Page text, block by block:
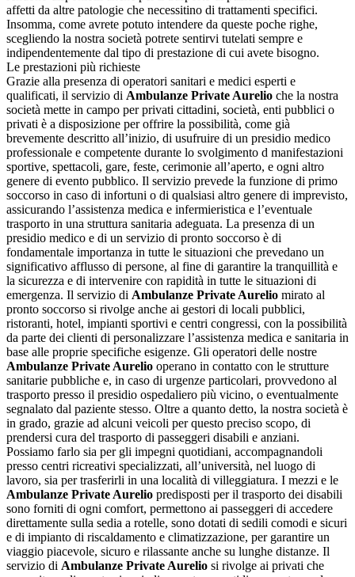
affetti da altre patologie che necessitino di trattamenti specifici.
Insomma, come avrete potuto intendere da queste poche righe,
scegliendo la nostra società potrete sentirvi tutelati sempre e
indipendentemente dal tipo di prestazione di cui avete bisogno.
Le prestazioni più richieste
Grazie alla presenza di operatori sanitari e medici esperti e
qualificati, il servizio di Ambulanze Private Aurelio che la nostra
società mette in campo per privati cittadini, società, enti pubblici o
privati è a disposizione per offrire la possibilità, come già
brevemente descritto all’inizio, di usufruire di un presidio medico
professionale e competente durante lo svolgimento d manifestazioni
sportive, spettacoli, gare, feste, cerimonie all’aperto, e ogni altro
genere di evento pubblico. Il servizio prevede la funzione di primo
soccorso in caso di infortuni o di qualsiasi altro genere di imprevisto,
assicurando l’assistenza medica e infermieristica e l’eventuale
trasporto in una struttura sanitaria adeguata. La presenza di un
presidio medico e di un servizio di pronto soccorso è di
fondamentale importanza in tutte le situazioni che prevedano un
significativo afflusso di persone, al fine di garantire la tranquillità e
la sicurezza e di intervenire con rapidità in tutte le situazioni di
emergenza. Il servizio di Ambulanze Private Aurelio mirato al
pronto soccorso si rivolge anche ai gestori di locali pubblici,
ristoranti, hotel, impianti sportivi e centri congressi, con la possibilità
da parte dei clienti di personalizzare l’assistenza medica e sanitaria in
base alle proprie specifiche esigenze. Gli operatori delle nostre
Ambulanze Private Aurelio operano in contatto con le strutture
sanitarie pubbliche e, in caso di urgenze particolari, provvedono al
trasporto presso il presidio ospedaliero più vicino, o eventualmente
segnalato dal paziente stesso. Oltre a quanto detto, la nostra società è
in grado, grazie ad alcuni veicoli per questo preciso scopo, di
prendersi cura del trasporto di passeggeri disabili e anziani.
Possiamo farlo sia per gli impegni quotidiani, accompagnandoli
presso centri ricreativi specializzati, all’università, nel luogo di
lavoro, sia per trasferirli in una località di villeggiatura. I mezzi e le
Ambulanze Private Aurelio predisposti per il trasporto dei disabili
sono forniti di ogni comfort, permettono ai passeggeri di accedere
direttamente sulla sedia a rotelle, sono dotati di sedili comodi e sicuri
e di impianto di riscaldamento e climatizzazione, per garantire un
viaggio piacevole, sicuro e rilassante anche su lunghe distanze. Il
servizio di Ambulanze Private Aurelio si rivolge ai privati che